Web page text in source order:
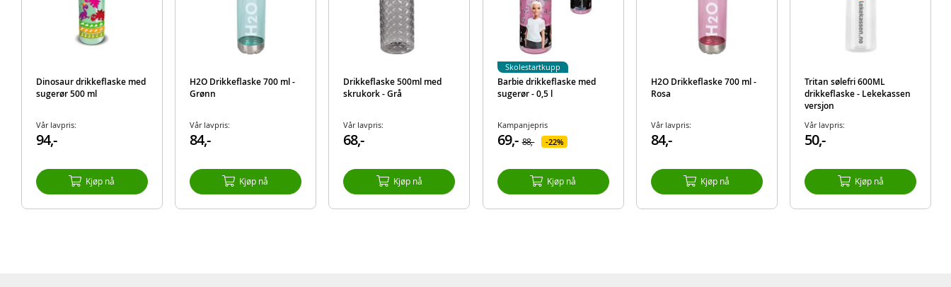
Dinosaur drikkeflaske med
sugerør 500 ml
Vår lavpris:
94,-
Kjøp nå
H2O Drikkeflaske 700 ml -
Grønn
Vår lavpris:
84,-
Kjøp nå
Drikkeflaske 500ml med
skrukork - Grå
Vår lavpris:
68,-
Kjøp nå
Barbie drikkeflaske med
sugerør - 0,5 l
Kampanjepris
69,- 88,- 22%
Kjøp nå
Skolestartkupp
H2O Drikkeflaske 700 ml -
Rosa
Vår lavpris:
84,-
Kjøp nå
Tritan sølefri 600ML
drikkeflaske - Lekekassen
versjon
Vår lavpris:
50,-
Kjøp nå